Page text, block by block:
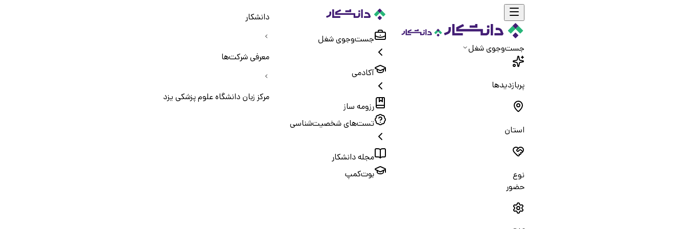
جست‌و‌جوی شغل
پربازدیدها
استان
نوع
حضور
جست‌و‌جوی شغل
آکادمی
رزومه ساز
تست‌های شخصیت‌شناسی
مجله دانشکار
بوت‌کمپ
دانشکار
معرفی شرکت‌ها
مرکز زبان دانشگاه علوم پزشکی یزد